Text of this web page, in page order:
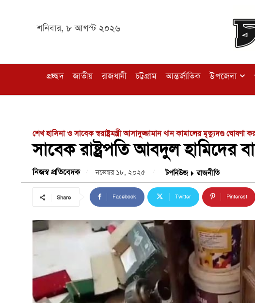
শনিবার, ৮ আগস্ট ২০২৬
প্রচ্ছদ জাতীয় রাজধানী চট্টগ্রাম আন্তর্জাতিক উপজেলা
শেখ হাসিনা ও সাবেক স্বরাষ্ট্রমন্ত্রী আসাদুজ্জামান খান কামালের মৃত্যুদণ্ড ঘোষণা
সাবেক রাষ্ট্রপতি আবদুল হামিদের
নিজস্ব প্রতিবেদক নভেম্বর ১৮, ২০২৫ টপনিউজ রাজনীতি
Share Facebook Twitter Pinterest